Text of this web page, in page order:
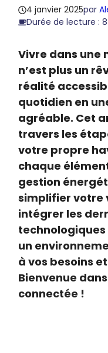
4 janvier 2025par
Durée de lecture :
Vivre dans une
n’est plus un
réalité
quotidien en
agréable. Cet
travers les
votre propre
chaque
gestion
simplifier votre
intégrer les
un
à vos besoins
Bienvenue
connectée !